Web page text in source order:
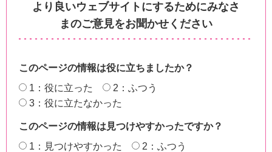
より良いウェブサイトにするためにみなさ
まのご意見をお聞かせください
このページの情報は役に立ちましたか？
1：役に立った
2：ふつう
3：役に立たなかった
このページの情報は見つけやすかったですか？
1：見つけやすかった
2：ふつう